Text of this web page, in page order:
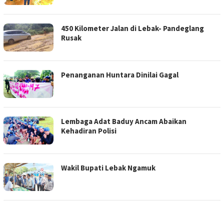
450 Kilometer Jalan di Lebak- Pandeglang
Rusak
Penanganan Huntara Dinilai Gagal
Lembaga Adat Baduy Ancam Abaikan
Kehadiran Polisi
Wakil Bupati Lebak Ngamuk